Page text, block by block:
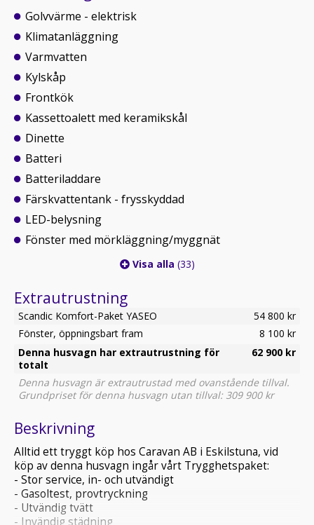
Golvvärme - elektrisk
Klimatanläggning
Varmvatten
Kylskåp
Frontkök
Kassettoalett med keramikskål
Dinette
Batteri
Batteriladdare
Färskvattentank - frysskyddad
LED-belysning
Fönster med mörkläggning/myggnät
Visa alla (33)
Extrautrustning
Scandic Komfort-Paket YASEO
54 800 kr
Fönster, öppningsbart fram
8 100 kr
Denna husvagn har extrautrustning för
totalt
62 900 kr
Denna husvagn är extrautrustad med ovanstående tillval.
Grundpriset för denna husvagn utan tillval: 309 900 kr
Beskrivning
Alltid ett tryggt köp hos Caravan AB i Eskilstuna, vid
köp av denna husvagn ingår vårt Trygghetspaket:
- Stor service, in- och utvändigt
- Gasoltest, provtryckning
- Utvändig tvätt
- Invändig städning